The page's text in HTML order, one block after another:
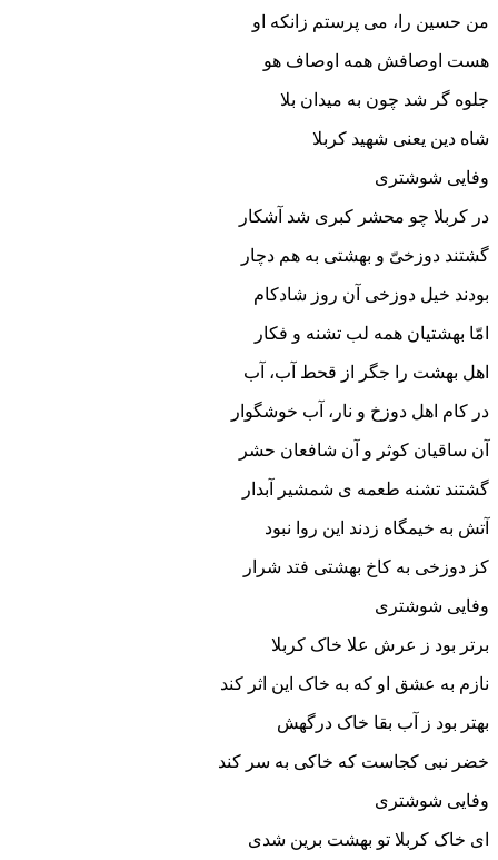
من حسین را، می پرستم زانکه او
هست اوصافش همه اوصاف هو
جلوه گر شد چون به میدان بلا
شاه دین یعنی شهید کربلا
وفایی شوشتری
در کربلا چو محشر کبری شد آشکار
گشتند دوزخیّ و بهشتی به هم دچار
بودند خیل دوزخی آن روز شادکام
امّا بهشتیان همه لب تشنه و فکار
اهل بهشت را جگر از قحط آب، آب
در کام اهل دوزخ و نار، آب خوشگوار
آن ساقیان کوثر و آن شافعان حشر
گشتند تشنه طعمه ی شمشیر آبدار
آتش به خیمگاه زدند این روا نبود
کز دوزخی به کاخ بهشتی فتد شرار
وفایی شوشتری
برتر بود ز عرش علا خاک کربلا
نازم به عشق او که به خاک این اثر کند
بهتر بود ز آب بقا خاک درگهش
خضر نبی کجاست که خاکی به سر کند
وفایی شوشتری
ای خاک کربلا تو بهشت برین شدی